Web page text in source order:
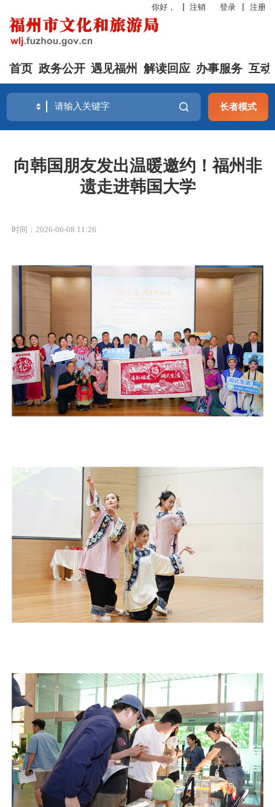
你好， 注销 登录 注册
首页 政务公开 遇见福州 解读回应 办事服务 互动
长者模式
向韩国朋友发出温暖邀约！福州非
遗走进韩国大学
时间：2026-06-08 11:26